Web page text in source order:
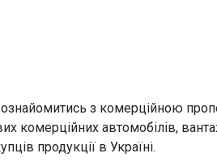
з комерційною
комерційних автомобілів,
продукції в Україні.